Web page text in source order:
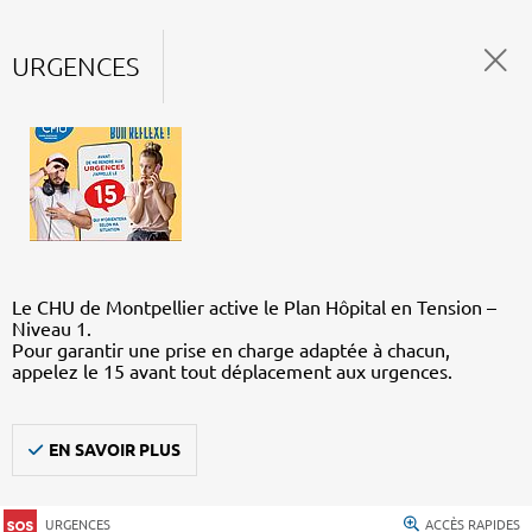
URGENCES
Le CHU de Montpellier active le Plan Hôpital en Tension –
Niveau 1.
Pour garantir une prise en charge adaptée à chacun,
appelez le 15 avant tout déplacement aux urgences.
EN SAVOIR PLUS
URGENCES ACCÈS RAPIDES